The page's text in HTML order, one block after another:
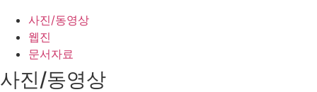
사진/동영상
웹진
문서자료
사진/동영상